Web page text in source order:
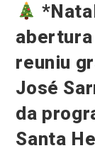
abertura
reuniu
José
da
Santa